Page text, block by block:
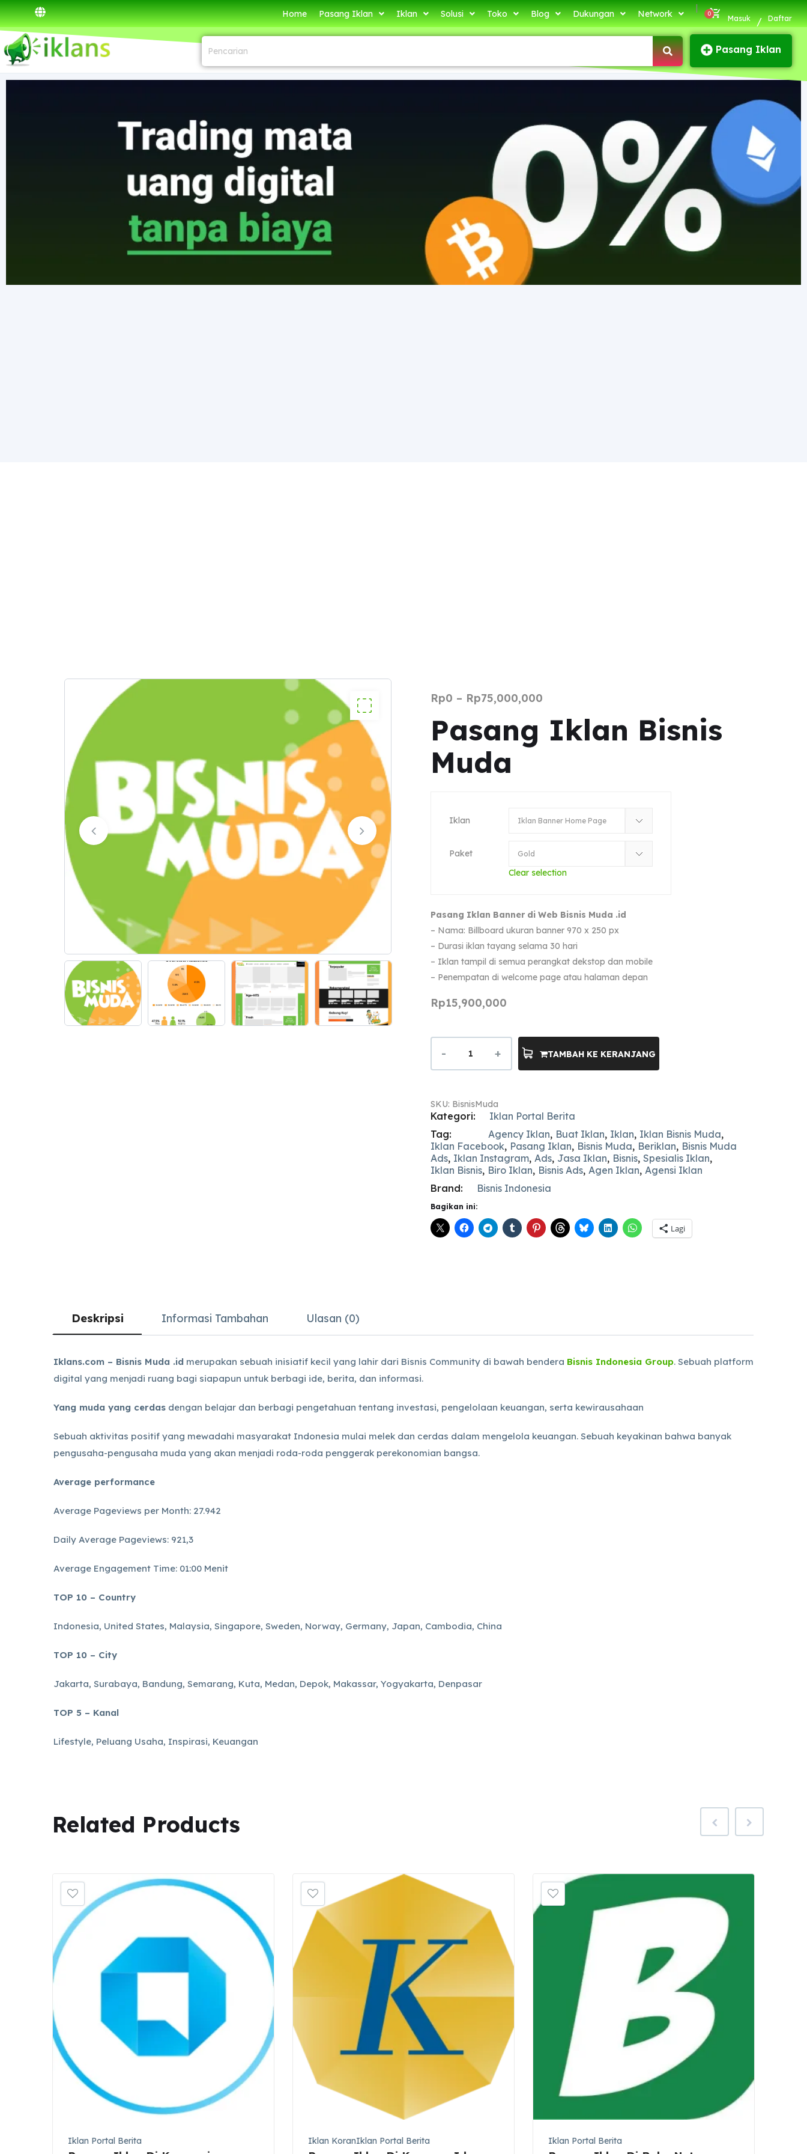
Home Pasang Iklan Iklan Solusi Toko Blog Dukungan Network
|
Masuk / Daftar
Pasang Iklan
Rp0 – Rp75,000,000
Pasang Iklan Bisnis
Muda
Iklan
Paket
Clear selection
Pasang Iklan Banner di Web Bisnis Muda .id
– Nama: Billboard ukuran banner 970 x 250 px
– Durasi iklan tayang selama 30 hari
– Iklan tampil di semua perangkat dekstop dan mobile
– Penempatan di welcome page atau halaman depan
Rp15,900,000
TAMBAH KE KERANJANG
SKU: BisnisMuda
Kategori:
Iklan Portal Berita
Tag:
Agency Iklan, Buat Iklan, Iklan, Iklan Bisnis Muda,
Iklan Facebook, Pasang Iklan, Bisnis Muda, Beriklan, Bisnis Muda
Ads, Iklan Instagram, Ads, Jasa Iklan, Bisnis, Spesialis Iklan,
Iklan Bisnis, Biro Iklan, Bisnis Ads, Agen Iklan, Agensi Iklan
Brand:
Bisnis Indonesia
Bagikan ini:
Lagi
Deskripsi Informasi Tambahan Ulasan (0)
Iklans.com – Bisnis Muda .id merupakan sebuah inisiatif kecil yang lahir dari Bisnis Community di bawah bendera Bisnis Indonesia Group. Sebuah platform
digital yang menjadi ruang bagi siapapun untuk berbagi ide, berita, dan informasi.
Yang muda yang cerdas dengan belajar dan berbagi pengetahuan tentang investasi, pengelolaan keuangan, serta kewirausahaan
Sebuah aktivitas positif yang mewadahi masyarakat Indonesia mulai melek dan cerdas dalam mengelola keuangan. Sebuah keyakinan bahwa banyak
pengusaha-pengusaha muda yang akan menjadi roda-roda penggerak perekonomian bangsa.
Average performance
Average Pageviews per Month: 27.942
Daily Average Pageviews: 921,3
Average Engagement Time: 01:00 Menit
TOP 10 – Country
Indonesia, United States, Malaysia, Singapore, Sweden, Norway, Germany, Japan, Cambodia, China
TOP 10 – City
Jakarta, Surabaya, Bandung, Semarang, Kuta, Medan, Depok, Makassar, Yogyakarta, Denpasar
TOP 5 – Kanal
Lifestyle, Peluang Usaha, Inspirasi, Keuangan
Related Products
Iklan Portal Berita Iklan KoranIklan Portal Berita Iklan Portal Berita